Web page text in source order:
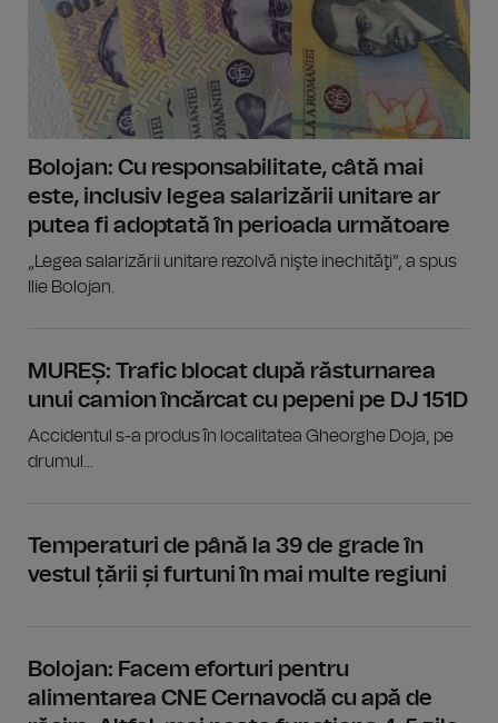
Bolojan: Cu responsabilitate, câtă mai
este, inclusiv legea salarizării unitare ar
putea fi adoptată în perioada următoare
„Legea salarizării unitare rezolvă nişte inechităţi”, a spus
Ilie Bolojan.
MUREȘ: Trafic blocat după răsturnarea
unui camion încărcat cu pepeni pe DJ 151D
Accidentul s-a produs în localitatea Gheorghe Doja, pe
drumul...
Temperaturi de până la 39 de grade în
vestul țării și furtuni în mai multe regiuni
Bolojan: Facem eforturi pentru
alimentarea CNE Cernavodă cu apă de